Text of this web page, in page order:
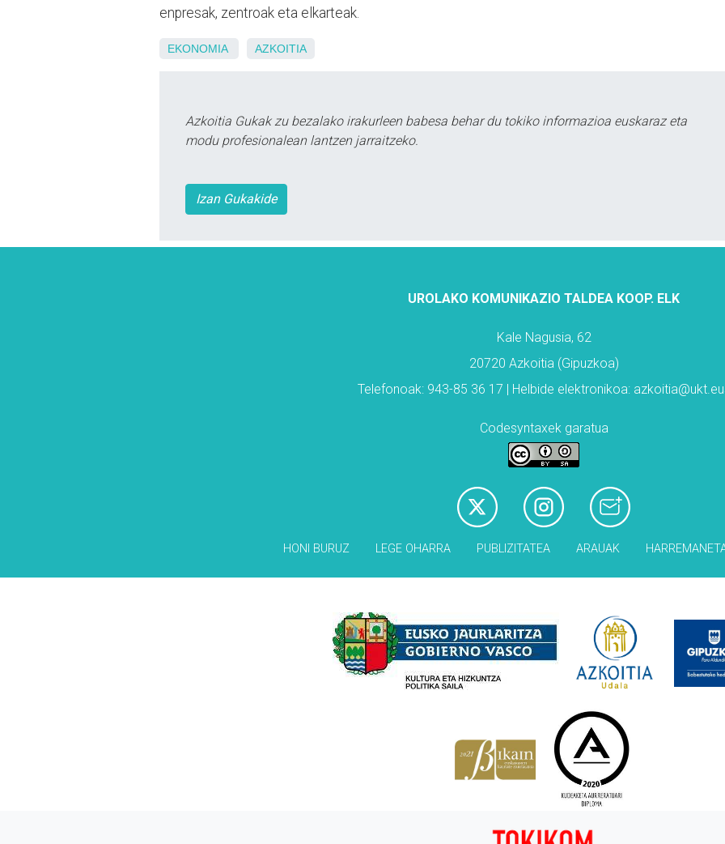
enpresak, zentroak eta elkarteak.
EKONOMIA AZKOITIA
Azkoitia Gukak zu bezalako irakurleen babesa behar du tokiko informazioa euskaraz eta
modu profesionalean lantzen jarraitzeko.
Izan Gukakide
UROLAKO KOMUNIKAZIO TALDEA KOOP. ELK
Kale Nagusia, 62
20720 Azkoitia (Gipuzkoa)
Telefonoak: 943-85 36 17 | Helbide elektronikoa:
Codesyntaxek garatua
HONI BURUZ LEGE OHARRA PUBLIZITATEA ARAUAK